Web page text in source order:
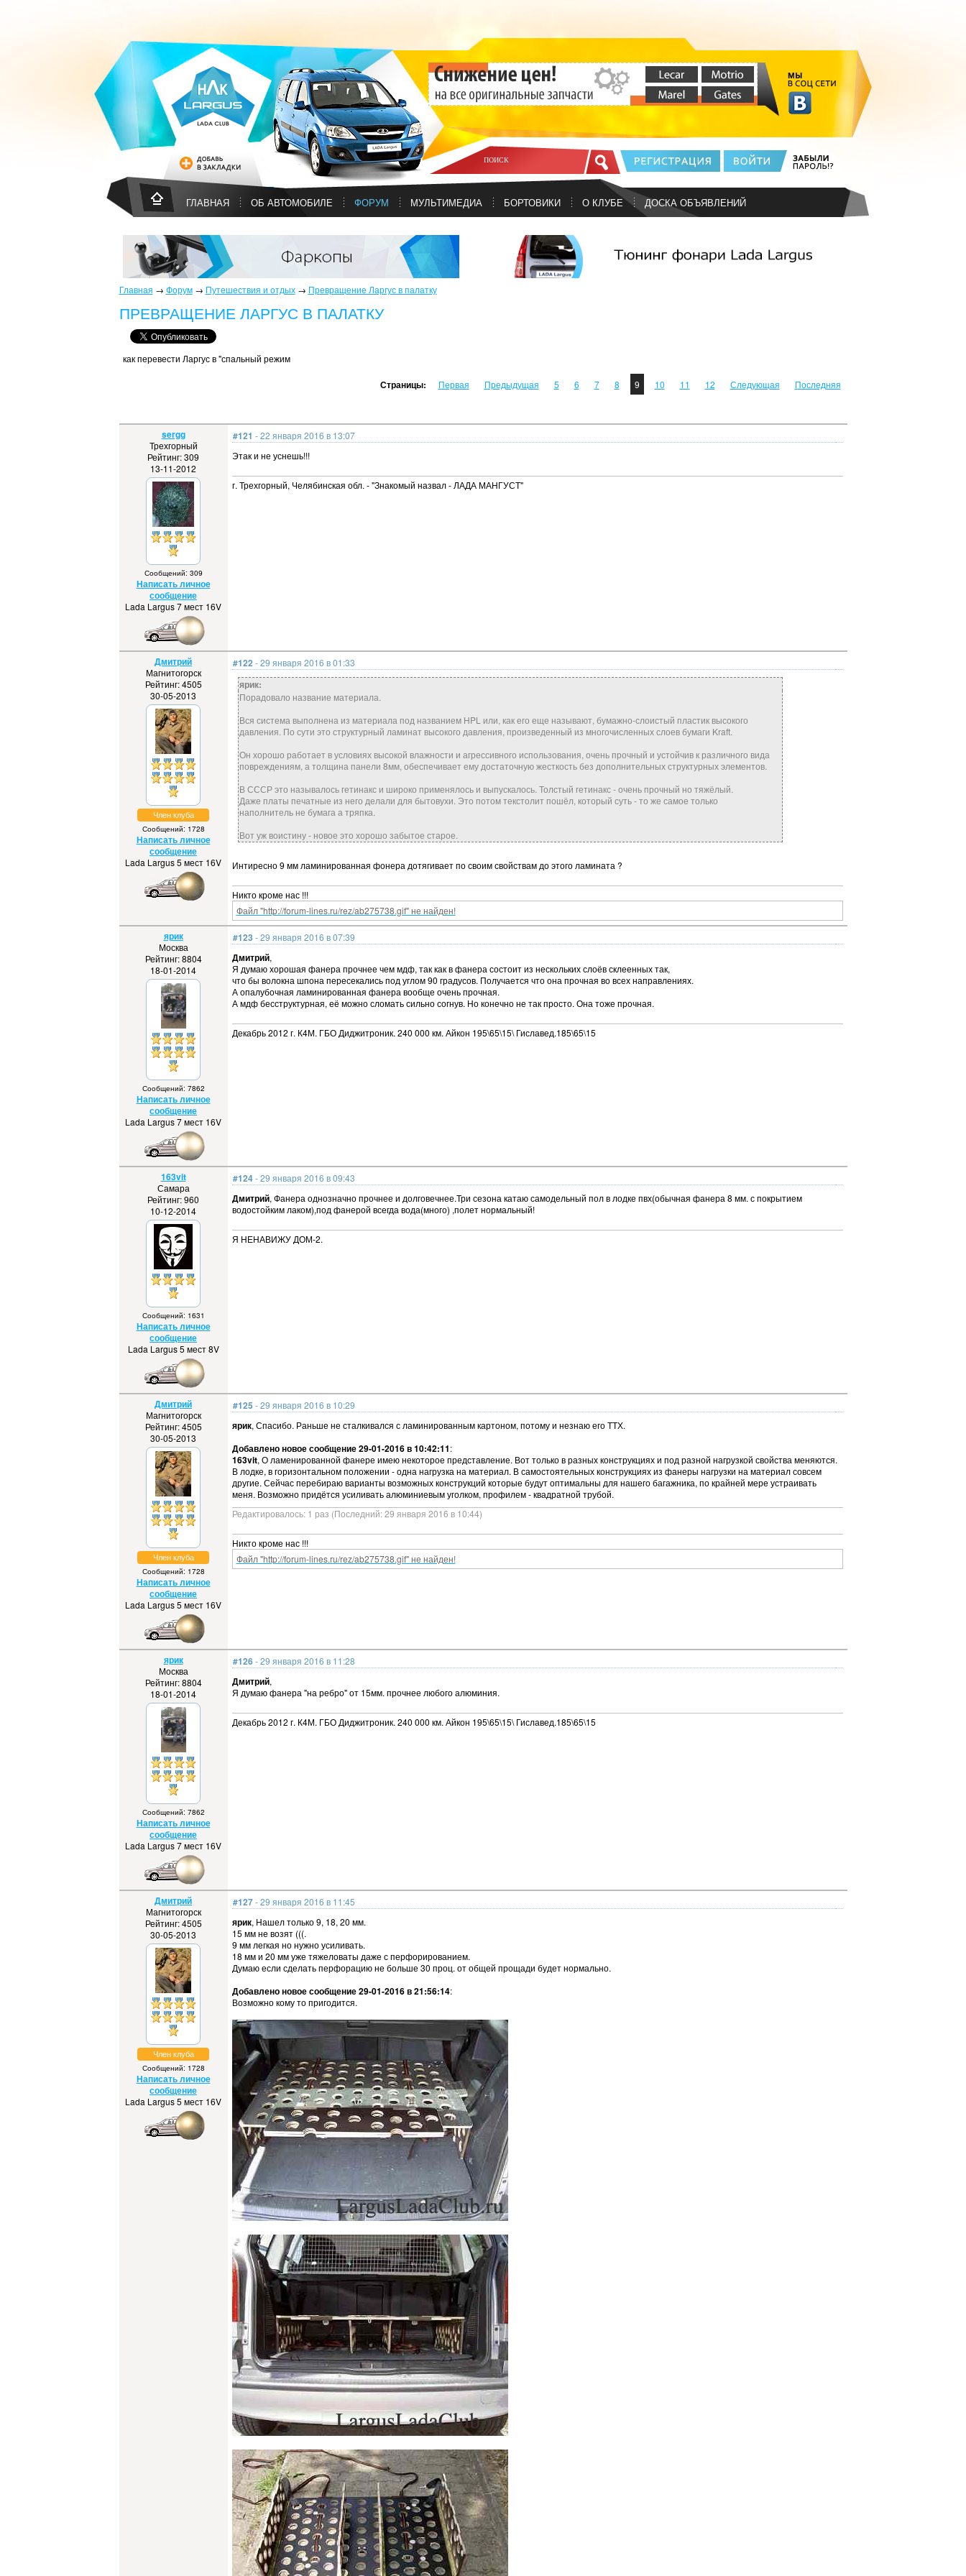
ГЛАВНАЯ ОБ АВТОМОБИЛЕ ФОРУМ МУЛЬТИМЕДИА БОРТОВИКИ О КЛУБЕ ДОСКА ОБЪЯВЛЕНИЙ
Главная → Форум→ Путешествия и отдых→ Превращение Ларгус в палатку
ПРЕВРАЩЕНИЕ ЛАРГУС В ПАЛАТКУ
как перевести Ларгус в "спальный режим
Страницы: Первая Предыдущая 5 6 7 8 9 10 11 12 Следующая Последняя
sergg
Трехгорный
Рейтинг: 309
13-11-2012
Сообщений: 309
Написать личное
сообщение
Lada Largus 7 мест 16V
#121 - 22 января 2016 в 13:07
Этак и не уснешь!!!
г. Трехгорный, Челябинская обл. - "Знакомый назвал - ЛАДА МАНГУСТ"
Дмитрий
Магнитогорск
Рейтинг: 4505
30-05-2013
Член клуба
Сообщений: 1728
Написать личное
сообщение
Lada Largus 5 мест 16V
#122 - 29 января 2016 в 01:33
ярик:
Порадовало название материала.
Вся система выполнена из материала под названием HPL или, как его еще называют, бумажно-слоистый пластик высокого
давления. По сути это структурный ламинат высокого давления, произведенный из многочисленных слоев бумаги Kraft.
Он хорошо работает в условиях высокой влажности и агрессивного использования, очень прочный и устойчив к различного вида
повреждениям, а толщина панели 8мм, обеспечивает ему достаточную жесткость без дополнительных структурных элементов.
В СССР это называлось гетинакс и широко применялось и выпускалось. Толстый гетинакс - очень прочный но тяжёлый.
Даже платы печатные из него делали для бытовухи. Это потом текстолит пошёл, который суть - то же самое только
наполнитель не бумага а тряпка.
Вот уж воистину - новое это хорошо забытое старое.
Интиресно 9 мм ламинированная фонера дотягивает по своим свойствам до этого ламината ?
Никто кроме нас !!!
Файл "http://forum-lines.ru/rez/ab275738.gif" не найден!
ярик
Москва
Рейтинг: 8804
18-01-2014
Сообщений: 7862
Написать личное
сообщение
Lada Largus 7 мест 16V
#123 - 29 января 2016 в 07:39
Дмитрий,
Я думаю хорошая фанера прочнее чем мдф, так как в фанера состоит из нескольких слоёв склеенных так,
что бы волокна шпона пересекались под углом 90 градусов. Получается что она прочная во всех направлениях.
А опалубочная ламинированная фанера вообще очень прочная.
А мдф бесструктурная, её можно сломать сильно согнув. Но конечно не так просто. Она тоже прочная.
Декабрь 2012 г. К4М. ГБО Диджитроник. 240 000 км. Айкон 195\65\15\ Гиславед.185\65\15
163vit
Самара
Рейтинг: 960
10-12-2014
Сообщений: 1631
Написать личное
сообщение
Lada Largus 5 мест 8V
#124- 29 января 2016 в 09:43
Дмитрий, Фанера однозначно прочнее и долговечнее.Три сезона катаю самодельный пол в лодке пвх(обычная фанера 8 мм. с покрытием
водостойким лаком),под фанерой всегда вода(много) ,полет нормальный!
Я НЕНАВИЖУ ДОМ-2.
Дмитрий
Магнитогорск
Рейтинг: 4505
30-05-2013
Член клуба
Сообщений: 1728
Написать личное
сообщение
Lada Largus 5 мест 16V
#125 - 29 января 2016 в 10:29
ярик, Спасибо. Раньше не сталкивался с ламинированным картоном, потому и незнаю его ТТХ.
Добавлено новое сообщение 29-01-2016 в 10:42:11:
163vit, О ламенированной фанере имею некоторое представление. Вот только в разных конструкциях и под разной нагрузкой свойства меняются.
В лодке, в горизонтальном положении - одна нагрузка на материал. В самостоятельных конструкциях из фанеры нагрузки на материал совсем
другие. Сейчас перебираю варианты возможных конструкций которые будут оптимальны для нашего багажника, по крайней мере устраивать
меня. Возможно придётся усиливать алюминиевым уголком, профилем - квадратной трубой.
Редактировалось: 1 раз (Последний: 29 января 2016 в 10:44)
Никто кроме нас !!!
Файл "http://forum-lines.ru/rez/ab275738.gif" не найден!
ярик
Москва
Рейтинг: 8804
18-01-2014
Сообщений: 7862
Написать личное
сообщение
Lada Largus 7 мест 16V
#126- 29 января 2016 в 11:28
Дмитрий,
Я думаю фанера "на ребро" от 15мм. прочнее любого алюминия.
Декабрь 2012 г. К4М. ГБО Диджитроник. 240 000 км. Айкон 195\65\15\ Гиславед.185\65\15
Дмитрий
Магнитогорск
Рейтинг: 4505
30-05-2013
Член клуба
Сообщений: 1728
Написать личное
сообщение
Lada Largus 5 мест 16V
#127- 29 января 2016 в 11:45
ярик, Нашел только 9, 18, 20 мм.
15 мм не возят (((.
9 мм легкая но нужно усиливать.
18 мм и 20 мм уже тяжеловаты даже с перфорированием.
Думаю если сделать перфорацию не больше 30 проц. от общей прощади будет нормально.
Добавлено новое сообщение 29-01-2016 в 21:56:14:
Возможно кому то пригодится.